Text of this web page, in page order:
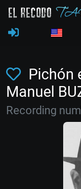
Pichón
Manuel
Recording